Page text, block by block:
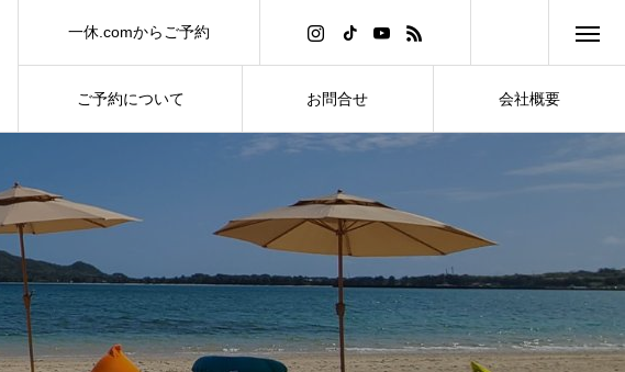
ご予約について
お問合せ
会社概要
一休.comからご予約